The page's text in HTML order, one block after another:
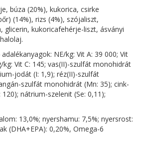
búza (20%), kukorica, csirke
(14%), rizs (4%), szójaliszt,
glicerin, kukoricafehérje-liszt, ásványi
NE/kg: Vit A: 39 000; Vit
kg: Vit C: 145; vas(II)-szulfát monohidrát
jodát (I: 1,9); réz(II)-szulfát
szulfát monohidrát (Mn: 35); cink-
nátrium-szelenit (Se: 0,11);
13,0%; nyershamu: 7,5%; nyersrost:
(DHA+EPA): 0,20%, Omega-6